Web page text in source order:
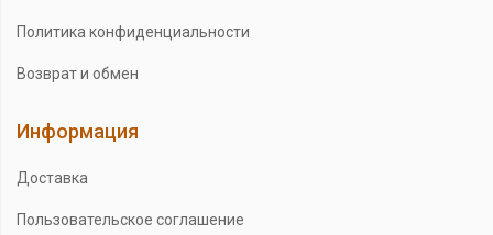
Политика конфиденциальности
Возврат и обмен
Информация
Доставка
Пользовательское соглашение